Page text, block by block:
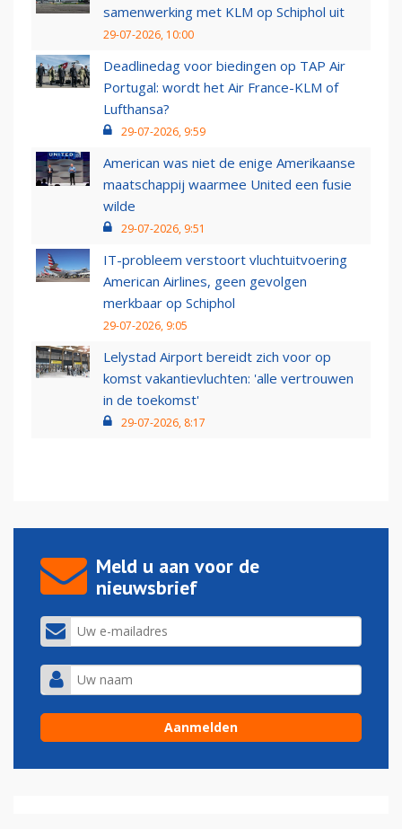
samenwerking met KLM op Schiphol uit
29-07-2026, 10:00
Deadlinedag voor biedingen op TAP Air
Portugal: wordt het Air France-KLM of
Lufthansa?
29-07-2026, 9:59
American was niet de enige Amerikaanse
maatschappij waarmee United een fusie
wilde
29-07-2026, 9:51
IT-probleem verstoort vluchtuitvoering
American Airlines, geen gevolgen
merkbaar op Schiphol
29-07-2026, 9:05
Lelystad Airport bereidt zich voor op
komst vakantievluchten: 'alle vertrouwen
in de toekomst'
29-07-2026, 8:17
Meld u aan voor de
nieuwsbrief